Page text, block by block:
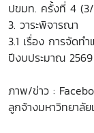
ปขมท. ครั้งที่ 4
3. วาระพิจารณา
3.1 เรื่อง การจัด
ปีงบประมาณ 2569
ภาพ/ข่าว :
ลูกจ้างมหาวิทยาลั